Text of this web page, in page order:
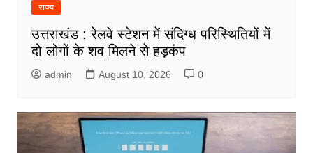
राज्य
उत्तराखंड : रेलवे स्टेशन में संदिग्ध परिस्थितियों में
दो लोगों के शव मिलने से हड़कंप
admin August 10, 2026 0